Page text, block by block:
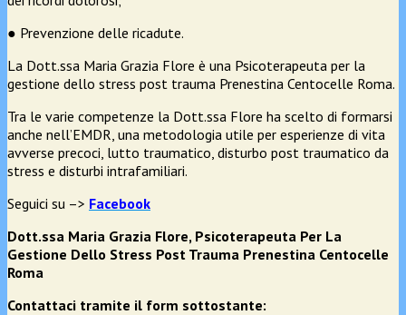
● Prevenzione delle ricadute.
La Dott.ssa Maria Grazia Flore è una Psicoterapeuta per la
gestione dello stress post trauma Prenestina Centocelle Roma.
Tra le varie competenze la Dott.ssa Flore ha scelto di formarsi
anche nell’EMDR, una metodologia utile per esperienze di vita
avverse precoci, lutto traumatico, disturbo post traumatico da
stress e disturbi intrafamiliari.
Seguici su –> Facebook
Dott.ssa Maria Grazia Flore, Psicoterapeuta Per La
Gestione Dello Stress Post Trauma Prenestina Centocelle
Roma
Contattaci tramite il form sottostante: